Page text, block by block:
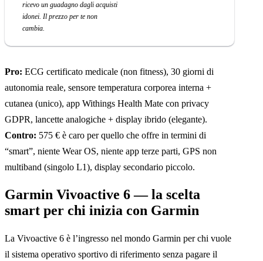
ricevo un guadagno dagli acquisti
idonei. Il prezzo per te non
cambia.
Pro: ECG certificato medicale (non fitness), 30 giorni di
autonomia reale, sensore temperatura corporea interna +
cutanea (unico), app Withings Health Mate con privacy
GDPR, lancette analogiche + display ibrido (elegante).
Contro: 575 € è caro per quello che offre in termini di
“smart”, niente Wear OS, niente app terze parti, GPS non
multiband (singolo L1), display secondario piccolo.
Garmin Vivoactive 6 — la scelta
smart per chi inizia con Garmin
La Vivoactive 6 è l’ingresso nel mondo Garmin per chi vuole
il sistema operativo sportivo di riferimento senza pagare il